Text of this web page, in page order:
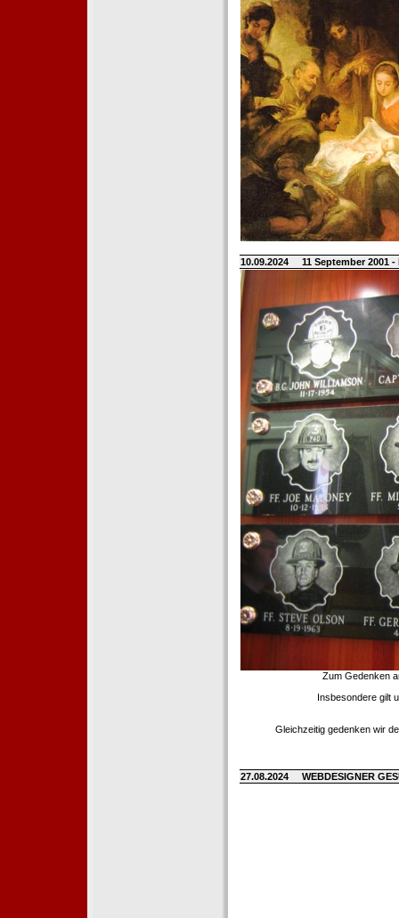
10.09.2024 11 September 2001
Zum Gedenken
Insbesondere gilt
Gleichzeitig gedenken wir
27.08.2024 WEBDESIGNER